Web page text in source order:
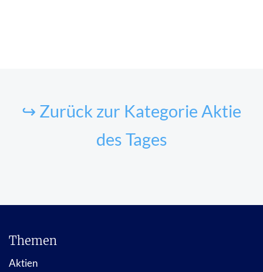
↪ Zurück zur Kategorie Aktie
des Tages
Themen
Aktien